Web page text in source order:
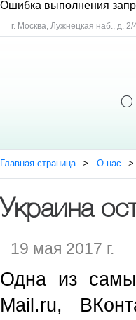
Ошибка выполнения
г. Москва, Лужнецкая наб., д.
О
Главная страница О нас
Украина
19 мая 2017 г.
Одна из
Mail.ru,